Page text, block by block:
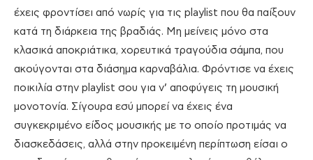
έχεις φροντίσει από νωρίς για τις playlist που θα παίξουν
κατά τη διάρκεια της βραδιάς. Μη μείνεις μόνο στα
κλασικά αποκριάτικα, χορευτικά τραγούδια σάμπα, που
ακούγονται στα διάσημα καρναβάλια. Φρόντισε να έχεις
ποικιλία στην playlist σου για ν’ αποφύγεις τη μουσική
μονοτονία. Σίγουρα εσύ μπορεί να έχεις ένα
συγκεκριμένο είδος μουσικής με το οποίο προτιμάς να
διασκεδάσεις, αλλά στην προκειμένη περίπτωση είσαι ο